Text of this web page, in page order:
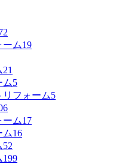
ーム19
21
ム5
フォーム5
ーム17
ム16
52
199